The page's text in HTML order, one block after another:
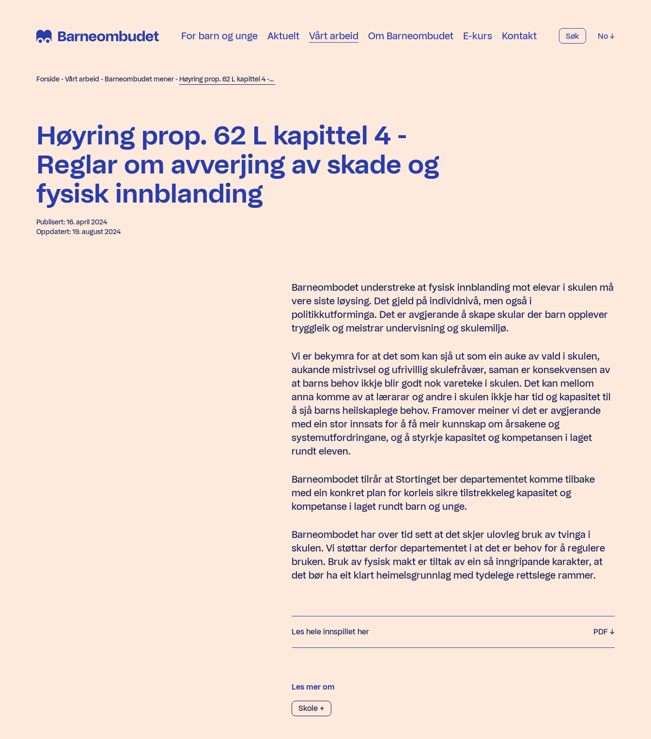
For barn og unge Aktuelt Vårt arbeid Om Barneombudet E-kurs Kontakt Søk No
Forside-Vårt arbeid - Barneombudet mener- Høyring prop. 62 L kapittel 4 - Reglar om avverjing av skade og fysisk innblanding
Høyring prop. 62 L kapittel 4 -
Reglar om avverjing av skade og
fysisk innblanding
Publisert: 16. april 2024
Oppdatert: 19. august 2024
Barneombodet understreke at fysisk innblanding mot elevar i skulen må
vere siste løysing. Det gjeld på individnivå, men også i
politikkutforminga. Det er avgjerande å skape skular der barn opplever
tryggleik og meistrar undervisning og skulemiljø.
Vi er bekymra for at det som kan sjå ut som ein auke av vald i skulen,
aukande mistrivsel og ufrivillig skulefråvær, saman er konsekvensen av
at barns behov ikkje blir godt nok vareteke i skulen. Det kan mellom
anna komme av at lærarar og andre i skulen ikkje har tid og kapasitet til
å sjå barns heilskaplege behov. Framover meiner vi det er avgjerande
med ein stor innsats for å få meir kunnskap om årsakene og
systemutfordringane, og å styrkje kapasitet og kompetansen i laget
rundt eleven.
Barneombodet tilrår at Stortinget ber departementet komme tilbake
med ein konkret plan for korleis sikre tilstrekkeleg kapasitet og
kompetanse i laget rundt barn og unge.
Barneombodet har over tid sett at det skjer ulovleg bruk av tvinga i
skulen. Vi støttar derfor departementet i at det er behov for å regulere
bruken. Bruk av fysisk makt er tiltak av ein så inngripande karakter, at
det bør ha eit klart heimelsgrunnlag med tydelege rettslege rammer.
Les hele innspillet her PDF
Les mer om
Skole +